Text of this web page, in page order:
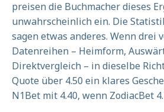
preisen die Buchmacher dieses
unwahrscheinlich ein. Die
sagen etwas anderes. Wenn drei
Datenreihen – Heimform,
Direktvergleich – in dieselbe
Quote über 4.50 ein klares
N1Bet mit 4.40, wenn ZodiacBet